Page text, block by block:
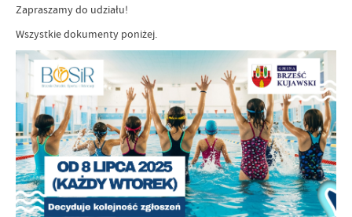
Zapraszamy do udziału!
Wszystkie dokumenty poniżej.